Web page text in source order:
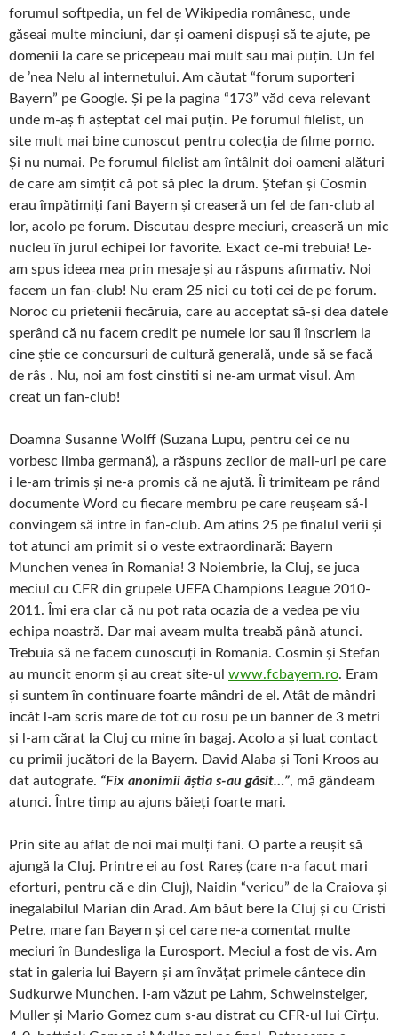
forumul softpedia, un fel de Wikipedia românesc, unde
găseai multe minciuni, dar și oameni dispuși să te ajute, pe
domenii la care se pricepeau mai mult sau mai puțin. Un fel
de ’nea Nelu al internetului. Am căutat “forum suporteri
Bayern” pe Google. Și pe la pagina “173” văd ceva relevant
unde m-aș fi așteptat cel mai puțin. Pe forumul filelist, un
site mult mai bine cunoscut pentru colecția de filme porno.
Și nu numai. Pe forumul filelist am întâlnit doi oameni alături
de care am simțit că pot să plec la drum. Ștefan și Cosmin
erau împătimiți fani Bayern și creaseră un fel de fan-club al
lor, acolo pe forum. Discutau despre meciuri, creaseră un mic
nucleu în jurul echipei lor favorite. Exact ce-mi trebuia! Le-
am spus ideea mea prin mesaje și au răspuns afirmativ. Noi
facem un fan-club! Nu eram 25 nici cu toți cei de pe forum.
Noroc cu prietenii fiecăruia, care au acceptat să-și dea datele
sperând că nu facem credit pe numele lor sau îi înscriem la
cine știe ce concursuri de cultură generală, unde să se facă
de râs . Nu, noi am fost cinstiti si ne-am urmat visul. Am
creat un fan-club!
Doamna Susanne Wolff (Suzana Lupu, pentru cei ce nu
vorbesc limba germană), a răspuns zecilor de mail-uri pe care
i le-am trimis și ne-a promis că ne ajută. Îi trimiteam pe rând
documente Word cu fiecare membru pe care reușeam să-l
convingem să intre în fan-club. Am atins 25 pe finalul verii și
tot atunci am primit si o veste extraordinară: Bayern
Munchen venea în Romania! 3 Noiembrie, la Cluj, se juca
meciul cu CFR din grupele UEFA Champions League 2010-
2011. Îmi era clar că nu pot rata ocazia de a vedea pe viu
echipa noastră. Dar mai aveam multa treabă până atunci.
Trebuia să ne facem cunoscuți în Romania. Cosmin și Stefan
au muncit enorm și au creat site-ul www.fcbayern.ro. Eram
și suntem în continuare foarte mândri de el. Atât de mândri
încât l-am scris mare de tot cu rosu pe un banner de 3 metri
și l-am cărat la Cluj cu mine în bagaj. Acolo a și luat contact
cu primii jucători de la Bayern. David Alaba și Toni Kroos au
dat autografe. “Fix anonimii ăștia s-au găsit…”, mă gândeam
atunci. Între timp au ajuns băieți foarte mari.
Prin site au aflat de noi mai mulți fani. O parte a reușit să
ajungă la Cluj. Printre ei au fost Rareș (care n-a facut mari
eforturi, pentru că e din Cluj), Naidin “vericu” de la Craiova și
inegalabilul Marian din Arad. Am băut bere la Cluj și cu Cristi
Petre, mare fan Bayern și cel care ne-a comentat multe
meciuri în Bundesliga la Eurosport. Meciul a fost de vis. Am
stat in galeria lui Bayern și am învățat primele cântece din
Sudkurwe Munchen. I-am văzut pe Lahm, Schweinsteiger,
Muller și Mario Gomez cum s-au distrat cu CFR-ul lui Cîrțu.